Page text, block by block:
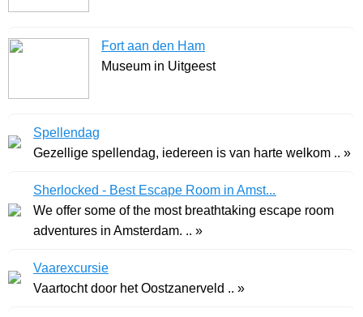
Fort aan den Ham
Museum in Uitgeest
Spellendag
Gezellige spellendag, iedereen is van harte welkom .. »
Sherlocked - Best Escape Room in Amst...
We offer some of the most breathtaking escape room
adventures in Amsterdam. .. »
Vaarexcursie
Vaartocht door het Oostzanerveld .. »